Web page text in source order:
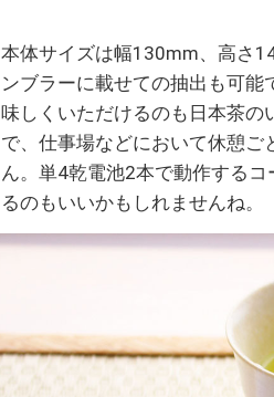
本体サイズは幅130mm、高さ
ンブラーに載せての抽出も可
味しくいただけるのも日本茶の
で、仕事場などにおいて休憩
ん。単4乾電池2本で動作する
るのもいいかもしれませんね。